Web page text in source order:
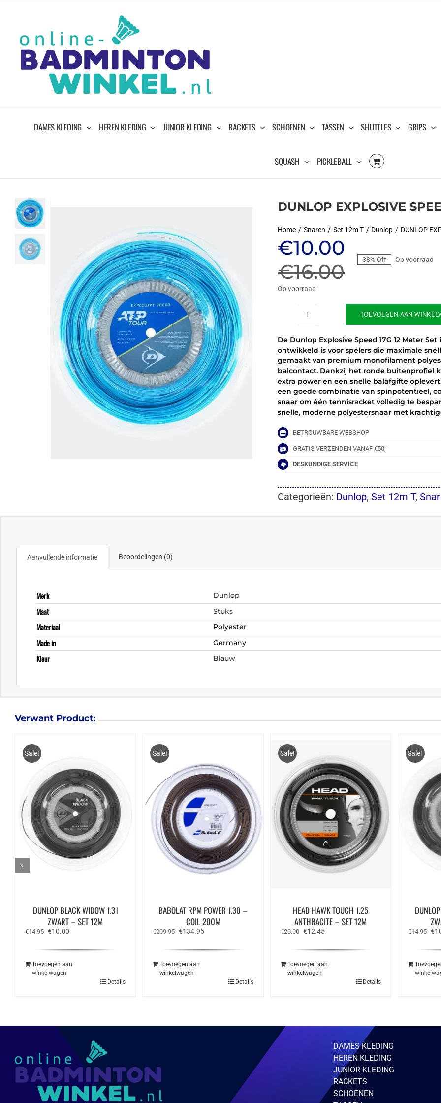
DAMES KLEDING HEREN KLEDING JUNIOR KLEDING RACKETS SCHOENEN TASSEN SHUTTLES GRIPS
SQUASH PICKLEBALL
DUNLOP EXPLOSIVE
Home Snaren Set 12m T Dunlop DUNLOP
€16.00
prijs
was:
€16.00.
€10.00
Huidige
prijs
is:
€10.00.
38% Off Op voorraad
Op voorraad
DUNLOP
SPEED
1.25
17G
BLAUW
-
SET
12M
aantal
TOEVOEGEN AAN
De Dunlop Explosive Speed 17G 12 Meter
ontwikkeld is voor spelers die maximale
gemaakt van premium monofilament
balcontact. Dankzij het ronde buitenprofiel
extra power en een snelle balafgifte
een goede combinatie van spinpotentieel,
snaar om één tennisracket volledig te
snelle, moderne polyestersnaar met
BETROUWBARE WEBSHOP
GRATIS VERZENDEN VANAF €50,-
DESKUNDIGE SERVICE
Categorieën: Dunlop,Set 12m T,
Aanvullende informatie Beoordelingen (0)
Merk Dunlop
Maat Stuks
Materiaal Polyester
Made in Germany
Kleur Blauw
Verwant Product:
Sale!
DUNLOP BLACK WIDOW 1.31
ZWART – SET 12M
€14.95 Oorspronkelijke
€10.00Huidige
Toevoegen aan
winkelwagen
Details
Sale!
BABOLAT RPM POWER 1.30 –
COIL 200M
€209.95 Oorspronkelijke
€134.95Huidige
Toevoegen aan
winkelwagen
Details
Sale!
HEAD HAWK TOUCH 1.25
ANTHRACITE – SET 12M
€20.00 Oorspronkelijke
€12.45Huidige
Toevoegen aan
winkelwagen
Details
Sale!
€14.95 €
DAMES KLEDING
HEREN KLEDING
JUNIOR KLEDING
RACKETS
SCHOENEN